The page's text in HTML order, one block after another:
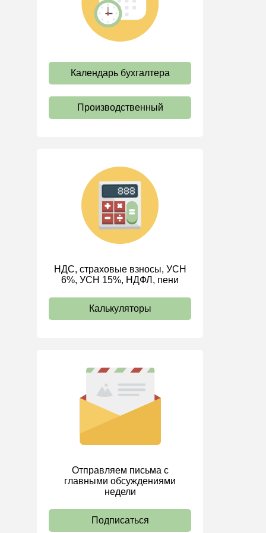
труда
Отпуск и время отдыха
Ответственность и
взыскания
Пенсии
должностные инструкции
Трудовые книжки
Кадровые документы и
образцы
Персональные данные
ИП
Календарь бухгалтера
Производственный
НДС, страховые взносы, УСН
6%, УСН 15%, НДФЛ, пени
Калькуляторы
Отправляем письма с
главными обсуждениями
недели
Подписаться